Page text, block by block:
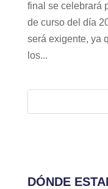
final se celebrará
de curso del día
será exigente, ya
los...
DÓNDE